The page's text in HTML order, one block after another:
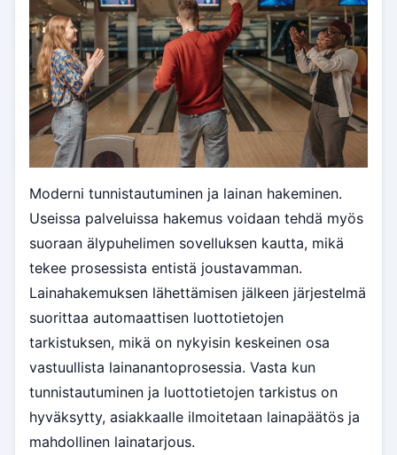
Moderni tunnistautuminen ja lainan hakeminen.
Useissa palveluissa hakemus voidaan tehdä myös
suoraan älypuhelimen sovelluksen kautta, mikä
tekee prosessista entistä joustavamman.
Lainahakemuksen lähettämisen jälkeen järjestelmä
suorittaa automaattisen luottotietojen
tarkistuksen, mikä on nykyisin keskeinen osa
vastuullista lainanantoprosessia. Vasta kun
tunnistautuminen ja luottotietojen tarkistus on
hyväksytty, asiakkaalle ilmoitetaan lainapäätös ja
mahdollinen lainatarjous.